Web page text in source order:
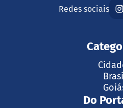
Redes sociais
Do